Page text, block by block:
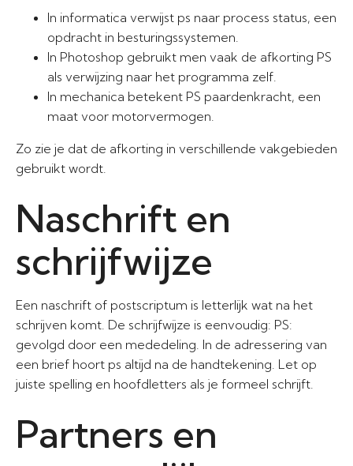
In informatica verwijst ps naar process status, een
opdracht in besturingssystemen.
In Photoshop gebruikt men vaak de afkorting PS
als verwijzing naar het programma zelf.
In mechanica betekent PS paardenkracht, een
maat voor motorvermogen.
Zo zie je dat de afkorting in verschillende vakgebieden
gebruikt wordt.
Naschrift en
schrijfwijze
Een naschrift of postscriptum is letterlijk wat na het
schrijven komt. De schrijfwijze is eenvoudig: PS:
gevolgd door een mededeling. In de adressering van
een brief hoort ps altijd na de handtekening. Let op
juiste spelling en hoofdletters als je formeel schrijft.
Partners en